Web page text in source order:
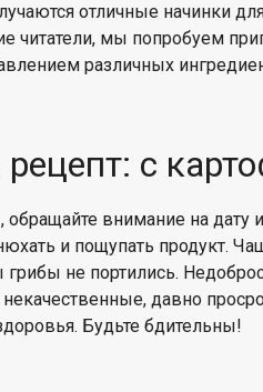
отличные начинки
читатели, мы попробуем
различных
с
обращайте внимание на дату
и пощупать продукт.
грибы не портились.
некачественные, давно
Будьте бдительны!